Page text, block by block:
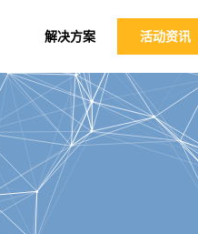
解决方案 活动资讯